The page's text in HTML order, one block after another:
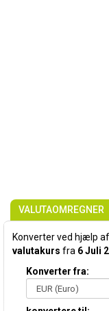
VALUTAOMREGNER
Konverter ved hjælp af
valutakurs fra 6 Juli
Konverter fra: